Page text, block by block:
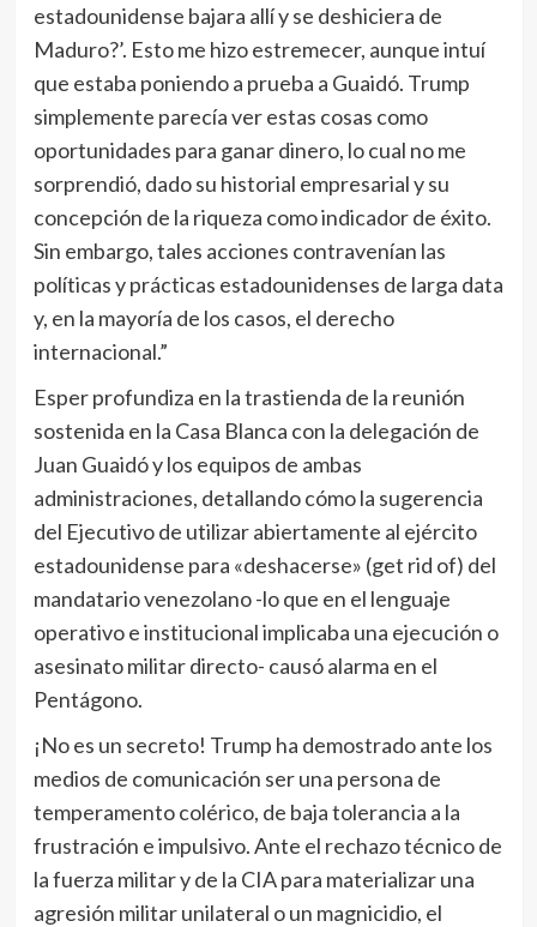
estadounidense bajara allí y se deshiciera de
Maduro?’. Esto me hizo estremecer, aunque intuí
que estaba poniendo a prueba a Guaidó. Trump
simplemente parecía ver estas cosas como
oportunidades para ganar dinero, lo cual no me
sorprendió, dado su historial empresarial y su
concepción de la riqueza como indicador de éxito.
Sin embargo, tales acciones contravenían las
políticas y prácticas estadounidenses de larga data
y, en la mayoría de los casos, el derecho
internacional.”
Esper profundiza en la trastienda de la reunión
sostenida en la Casa Blanca con la delegación de
Juan Guaidó y los equipos de ambas
administraciones, detallando cómo la sugerencia
del Ejecutivo de utilizar abiertamente al ejército
estadounidense para «deshacerse» (get rid of) del
mandatario venezolano -lo que en el lenguaje
operativo e institucional implicaba una ejecución o
asesinato militar directo- causó alarma en el
Pentágono.
¡No es un secreto! Trump ha demostrado ante los
medios de comunicación ser una persona de
temperamento colérico, de baja tolerancia a la
frustración e impulsivo. Ante el rechazo técnico de
la fuerza militar y de la CIA para materializar una
agresión militar unilateral o un magnicidio, el